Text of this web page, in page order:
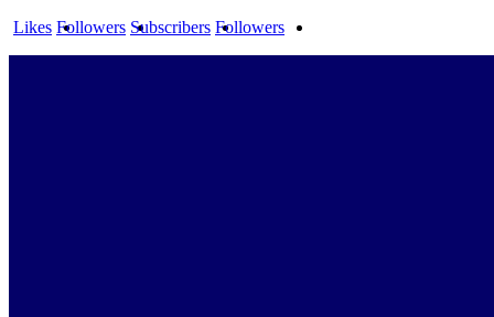
Likes Followers Subscribers Followers